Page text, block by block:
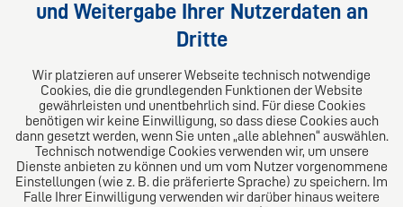
Das europäische Kanzlei-Netzwerk
und Weitergabe Ihrer Nutzerdaten an
Dritte
Wir platzieren auf unserer Webseite technisch notwendige
Cookies, die die grundlegenden Funktionen der Website
gewährleisten und unentbehrlich sind. Für diese Cookies
benötigen wir keine Einwilligung, so dass diese Cookies auch
dann gesetzt werden, wenn Sie unten „alle ablehnen“ auswählen.
Technisch notwendige Cookies verwenden wir, um unsere
Dienste anbieten zu können und um vom Nutzer vorgenommene
Einstellungen (wie z. B. die präferierte Sprache) zu speichern. Im
Falle Ihrer Einwilligung verwenden wir darüber hinaus weitere